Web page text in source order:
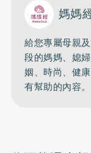
媽媽
給您專屬母親
段的媽媽、媳
姻、時尚、健
有幫助的內容。